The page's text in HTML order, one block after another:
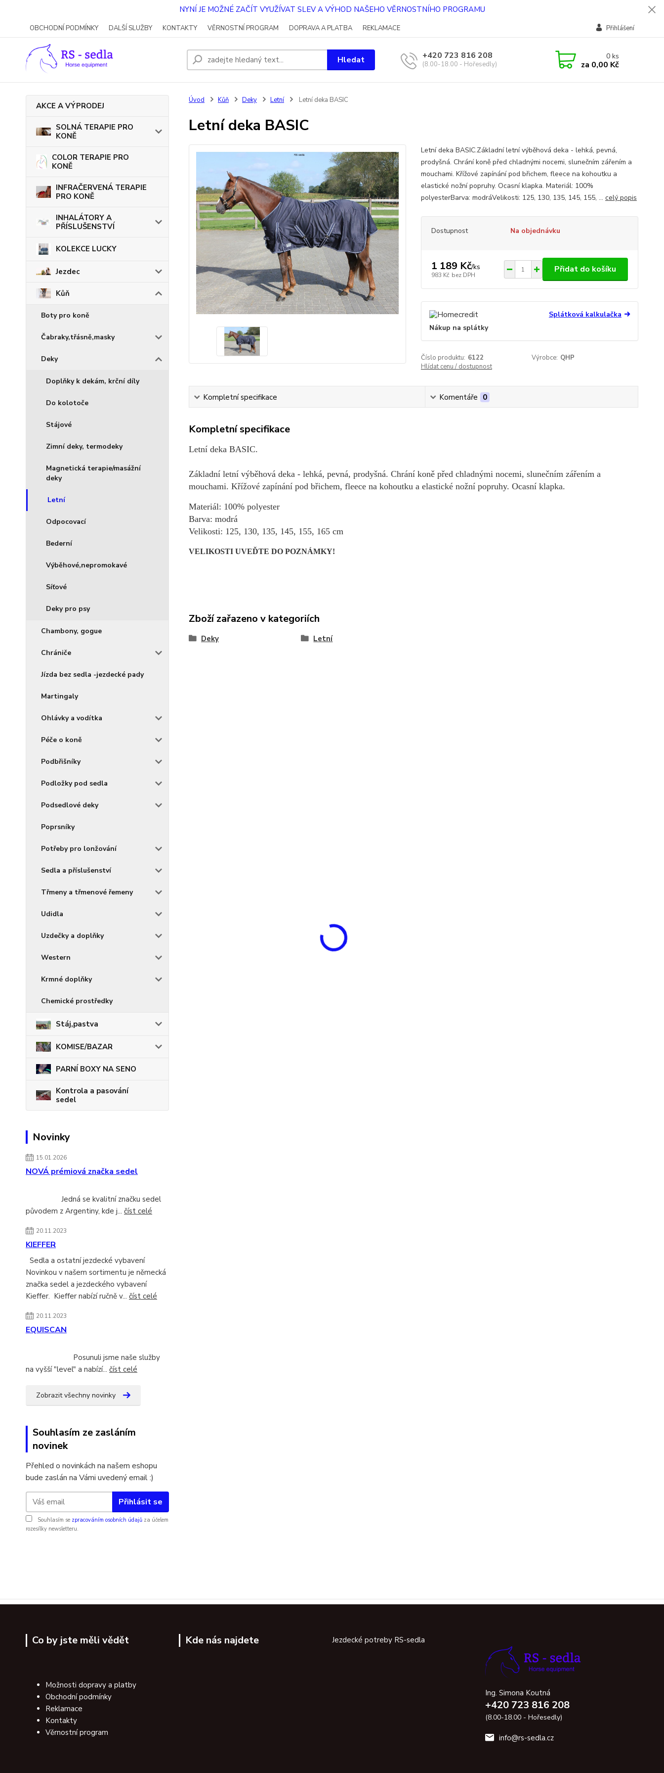
NYNÍ JE MOŽNÉ ZAČÍT VYUŽÍVAT SLEV A VÝHOD NAŠEHO VĚRNOSTNÍHO PROGRAMU
OBCHODNÍ PODMÍNKY DALŠÍ SLUŽBY KONTAKTY VĚRNOSTNÍ PROGRAM DOPRAVA A PLATBA REKLAMACE Přihlášení
Hledat +420 723 816 208
(8.00-18.00 - Hořesedly)
0ks
za 0,00 Kč
AKCE A VÝPRODEJ
SOLNÁ TERAPIE PRO
KONĚ
COLOR TERAPIE PRO
KONĚ
INFRAČERVENÁ TERAPIE
PRO KONĚ
INHALÁTORY A
PŘÍSLUŠENSTVÍ
KOLEKCE LUCKY
Jezdec
Kůň
Boty pro koně
Čabraky,třásně,masky
Deky
Doplňky k dekám, krční díly
Do kolotoče
Stájové
Zimní deky, termodeky
Magnetická terapie/masážní
deky
Letní
Odpocovací
Bederní
Výběhové,nepromokavé
Síťové
Deky pro psy
Chambony, gogue
Chrániče
Jízda bez sedla -jezdecké pady
Martingaly
Ohlávky a vodítka
Péče o koně
Podbřišníky
Podložky pod sedla
Podsedlové deky
Poprsníky
Potřeby pro lonžování
Sedla a příslušenství
Třmeny a třmenové řemeny
Udidla
Uzdečky a doplňky
Western
Krmné doplňky
Chemické prostředky
Stáj,pastva
KOMISE/BAZAR
PARNÍ BOXY NA SENO
Kontrola a pasování
sedel
Novinky
15.01.2026
NOVÁ prémiová značka sedel
Jedná se kvalitní značku sedel
původem z Argentiny, kde j... číst celé
20.11.2023
KIEFFER
Sedla a ostatní jezdecké vybavení
Novinkou v našem sortimentu je německá
značka sedel a jezdeckého vybavení
Kieffer. Kieffer nabízí ručně v... číst celé
20.11.2023
EQUISCAN
Posunuli jsme naše služby
na vyšší "level" a nabízí... číst celé
Zobrazit všechny novinky
Souhlasím ze zasláním
novinek
Přehled o novinkách na našem eshopu
bude zaslán na Vámi uvedený email :)
Přihlásit se
Souhlasím se zpracováním osobních údajů za účelem
rozesílky newsletteru.
Úvod Kůň Deky Letní Letní deka BASIC
Letní deka BASIC
Letní deka BASIC.Základní letní výběhová deka - lehká, pevná,
prodyšná. Chrání koně před chladnými nocemi, slunečním zářením a
mouchami. Křížové zapínání pod břichem, fleece na kohoutku a
elastické nožní popruhy. Ocasní klapka. Materiál: 100%
polyesterBarva: modráVelikosti: 125, 130, 135, 145, 155, ... celý popis
Dostupnost Na objednávku
1 189 Kč/ks
983 Kč bez DPH
Přidat do košíku
Splátková kalkulačka
Nákup na splátky
Číslo produktu: 6122 Výrobce: QHP
Hlídat cenu / dostupnost
Kompletní specifikace Komentáře 0
Kompletní specifikace
Letní deka BASIC.
Základní letní výběhová deka - lehká, pevná, prodyšná. Chrání koně před chladnými nocemi, slunečním zářením a
mouchami. Křížové zapínání pod břichem, fleece na kohoutku a elastické nožní popruhy. Ocasní klapka.
Materiál: 100% polyester
Barva: modrá
Velikosti: 125, 130, 135, 145, 155, 165 cm
VELIKOSTI UVEĎTE DO POZNÁMKY!
Zboží zařazeno v kategoriích
Deky Letní
Co by jste měli vědět
Možnosti dopravy a platby
Obchodní podmínky
Reklamace
Kontakty
Věrnostní program
Kde nás najdete Jezdecké potreby RS-sedla
Ing. Simona Koutná
+420 723 816 208
(8.00-18.00 - Hořesedly)
info@rs-sedla.cz